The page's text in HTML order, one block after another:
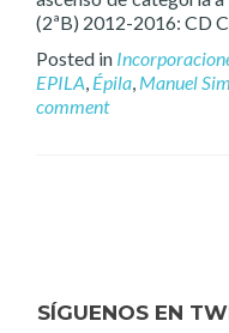
(2ªB) 2012-2016: CD
Posted in
EPILA, Épila, Manuel
comment
SÍGUENOS EN